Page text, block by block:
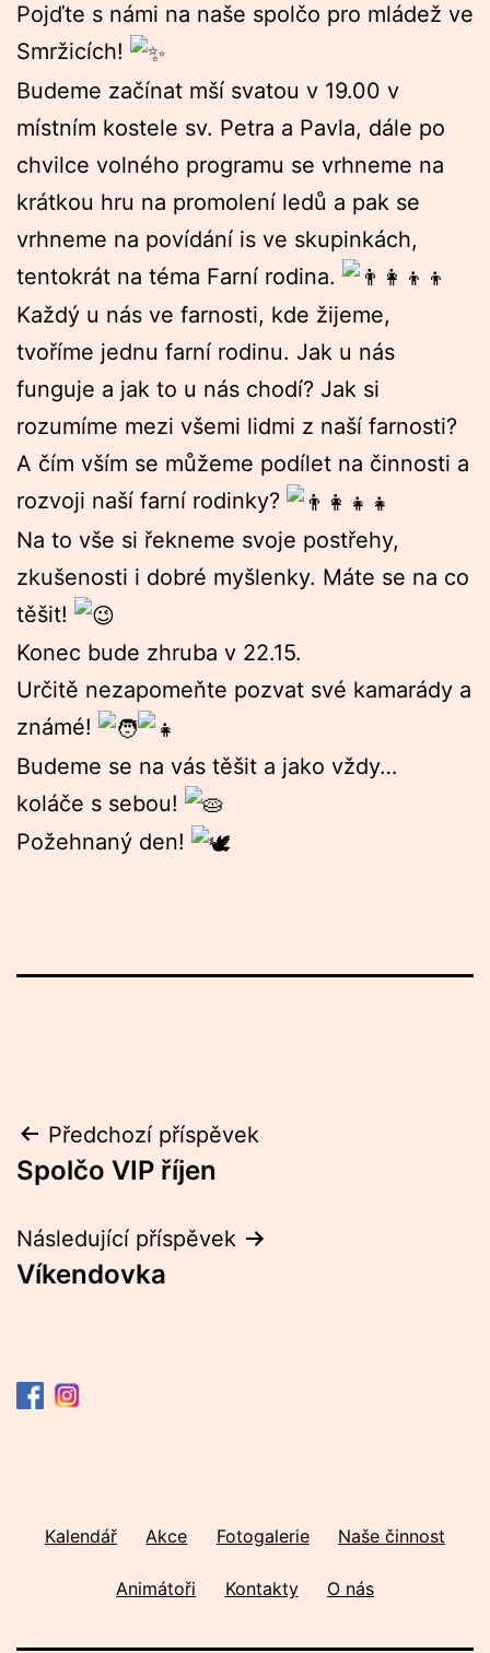
Pojďte s námi na naše spolčo pro mládež ve
Smržicích!
Budeme začínat mší svatou v 19.00 v
místním kostele sv. Petra a Pavla, dále po
chvilce volného programu se vrhneme na
krátkou hru na promolení ledů a pak se
vrhneme na povídání is ve skupinkách,
tentokrát na téma Farní rodina.
Každý u nás ve farnosti, kde žijeme,
tvoříme jednu farní rodinu. Jak u nás
funguje a jak to u nás chodí? Jak si
rozumíme mezi všemi lidmi z naší farnosti?
A čím vším se můžeme podílet na činnosti a
rozvoji naší farní rodinky?
Na to vše si řekneme svoje postřehy,
zkušenosti i dobré myšlenky. Máte se na co
těšit!
Konec bude zhruba v 22.15.
Určitě nezapomeňte pozvat své kamarády a
známé!
Budeme se na vás těšit a jako vždy…
koláče s sebou!
Požehnaný den!
Navigace
pro
příspěvek
Předchozí příspěvek
Spolčo VIP říjen
Následující příspěvek
Víkendovka
Kalendář Akce Fotogalerie Naše činnost
Animátoři Kontakty O nás